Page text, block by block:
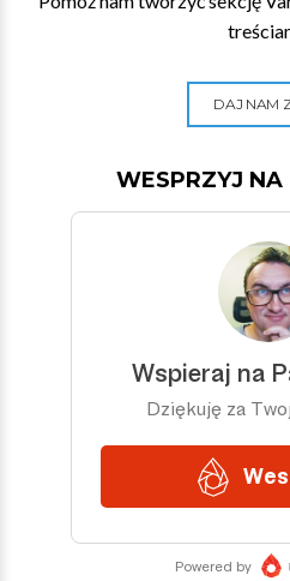
DAJ NAM
WESPRZYJ NA